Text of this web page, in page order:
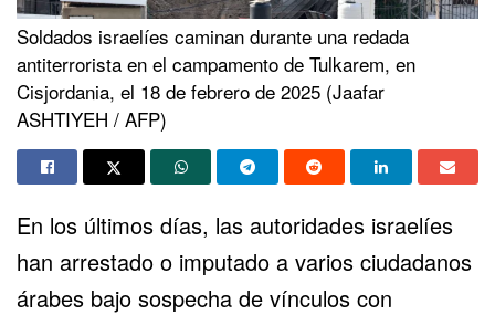
Soldados israelíes caminan durante una redada
antiterrorista en el campamento de Tulkarem, en
Cisjordania, el 18 de febrero de 2025 (Jaafar
ASHTIYEH / AFP)
En los últimos días, las autoridades israelíes
han arrestado o imputado a varios ciudadanos
árabes bajo sospecha de vínculos con